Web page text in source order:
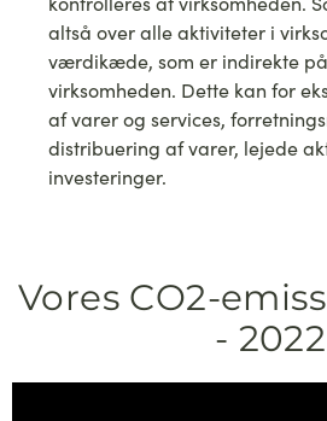
altså over alle aktiviteter i
værdikæde, som er indirekte
virksomheden. Dette kan for
af varer og services,
distribuering af varer, lejede
investeringer.
Vores CO2-
- 2022